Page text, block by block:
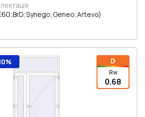
D
Rw
0.68